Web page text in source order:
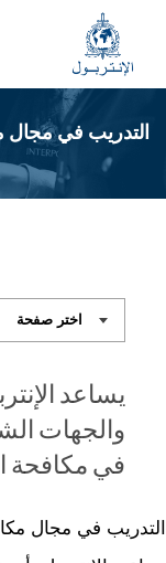
التدريب في مجال
يساعد
والجهات
في مكافحة
التدريب في مجال